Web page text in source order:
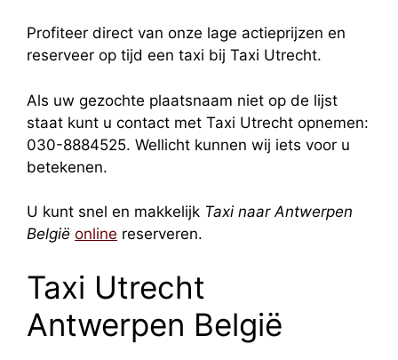
Profiteer direct van onze lage actieprijzen en
reserveer op tijd een taxi bij Taxi Utrecht.
Als uw gezochte plaatsnaam niet op de lijst
staat kunt u contact met Taxi Utrecht opnemen:
030-8884525. Wellicht kunnen wij iets voor u
betekenen.
U kunt snel en makkelijk Taxi naar Antwerpen
België online reserveren.
Taxi Utrecht
Antwerpen België